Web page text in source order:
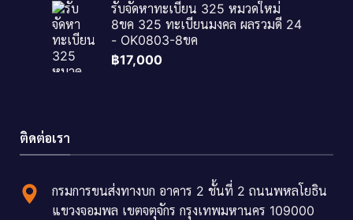
รับจัดหาทะเบียน 325 หมวดใหม่
8ขค 325 ทะเบียนมงคล ผลรวมดี 24
- OK0803-8ขค
฿17,000
ติดต่อเรา
กรมการขนส่งทางบก อาคาร 2 ชั้นที่ 2 ถนนพหลโยธิน
แขวงจอมพล เขตจตุจักร กรุงเทพมหานคร 109000